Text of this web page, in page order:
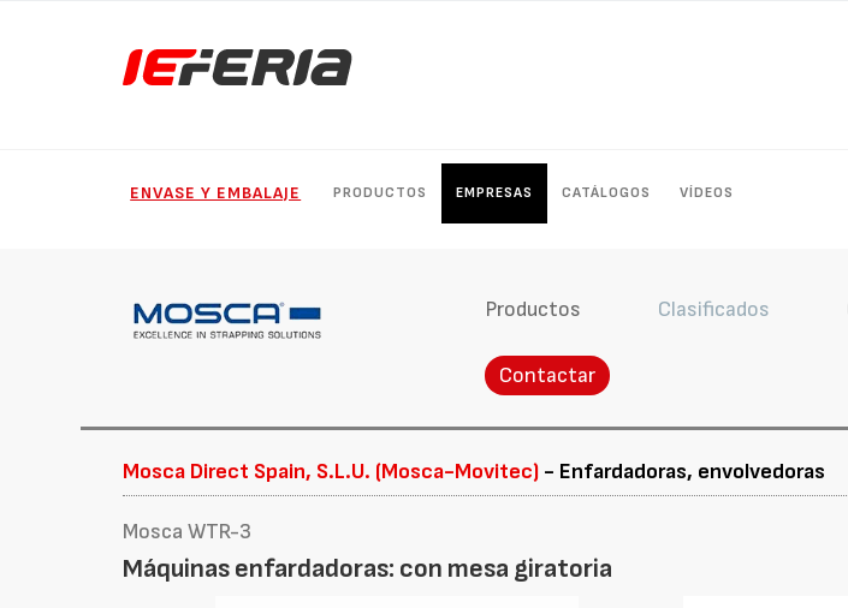
ENVASE Y EMBALAJE PRODUCTOS EMPRESAS CATÁLOGOS VÍDEOS
Productos Clasificados
Contactar
Mosca Direct Spain, S.L.U. (Mosca-Movitec) - Enfardadoras, envolvedoras
Mosca WTR-3
Máquinas enfardadoras: con mesa giratoria